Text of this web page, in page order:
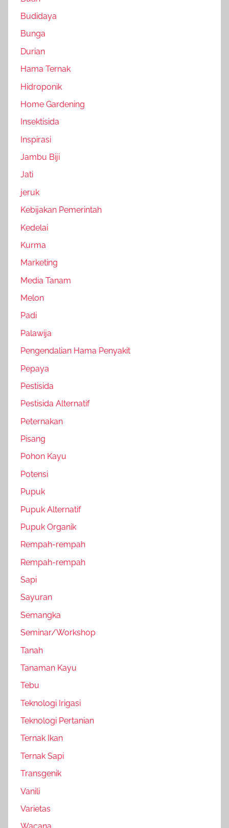
Budidaya
Bunga
Durian
Hama Ternak
Hidroponik
Home Gardening
Insektisida
Inspirasi
Jambu Biji
Jati
jeruk
Kebijakan Pemerintah
Kedelai
Kurma
Marketing
Media Tanam
Melon
Padi
Palawija
Pengendalian Hama Penyakit
Pepaya
Pestisida
Pestisida Alternatif
Peternakan
Pisang
Pohon Kayu
Potensi
Pupuk
Pupuk Alternatif
Pupuk Organik
Rempah-rempah
Rempah-rempah
Sapi
Sayuran
Semangka
Seminar/Workshop
Tanah
Tanaman Kayu
Tebu
Teknologi Irigasi
Teknologi Pertanian
Ternak Ikan
Ternak Sapi
Transgenik
Vanili
Varietas